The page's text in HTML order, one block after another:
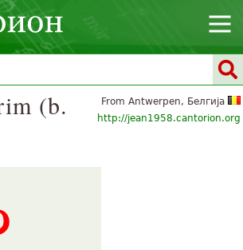
From Antwerpen, Белгија
http://jean1958.cantorion.org
(b.